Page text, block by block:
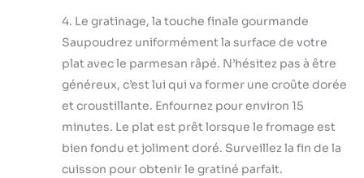
4. Le gratinage, la touche finale gourmande
Saupoudrez uniformément la surface de votre
plat avec le parmesan râpé. N’hésitez pas à être
généreux, c’est lui qui va former une croûte dorée
et croustillante. Enfournez pour environ 15
minutes. Le plat est prêt lorsque le fromage est
bien fondu et joliment doré. Surveillez la fin de la
cuisson pour obtenir le gratiné parfait.